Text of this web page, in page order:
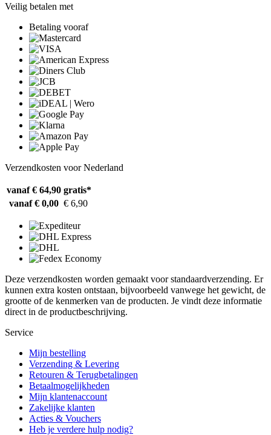
Veilig betalen met
Betaling vooraf
Verzendkosten voor Nederland
vanaf € 64,90 gratis*
vanaf € 0,00 € 6,90
Deze verzendkosten worden gemaakt voor standaardverzending. Er
kunnen extra kosten ontstaan, bijvoorbeeld vanwege het gewicht, de
grootte of de kenmerken van de producten. Je vindt deze informatie
direct in de productbeschrijving.
Service
Mijn bestelling
Verzending & Levering
Retouren & Terugbetalingen
Betaalmogelijkheden
Mijn klantenaccount
Zakelijke klanten
Acties & Vouchers
Heb je verdere hulp nodig?